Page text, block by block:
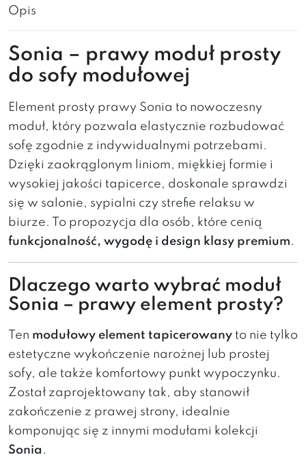
Opis
Sonia – prawy moduł prosty
do sofy modułowej
Element prosty prawy Sonia to nowoczesny
moduł, który pozwala elastycznie rozbudować
sofę zgodnie z indywidualnymi potrzebami.
Dzięki zaokrąglonym liniom, miękkiej formie i
wysokiej jakości tapicerce, doskonale sprawdzi
się w salonie, sypialni czy strefie relaksu w
biurze. To propozycja dla osób, które cenią
funkcjonalność, wygodę i design klasy premium.
Dlaczego warto wybrać moduł
Sonia – prawy element prosty?
Ten modułowy element tapicerowany to nie tylko
estetyczne wykończenie narożnej lub prostej
sofy, ale także komfortowy punkt wypoczynku.
Został zaprojektowany tak, aby stanowił
zakończenie z prawej strony, idealnie
komponując się z innymi modułami kolekcji
Sonia .